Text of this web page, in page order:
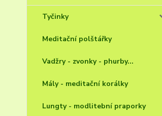
Tyčinky
Meditační polštářky
Vadžry - zvonky - phurby...
Mály - meditační korálky
Lungty - modlitební praporky